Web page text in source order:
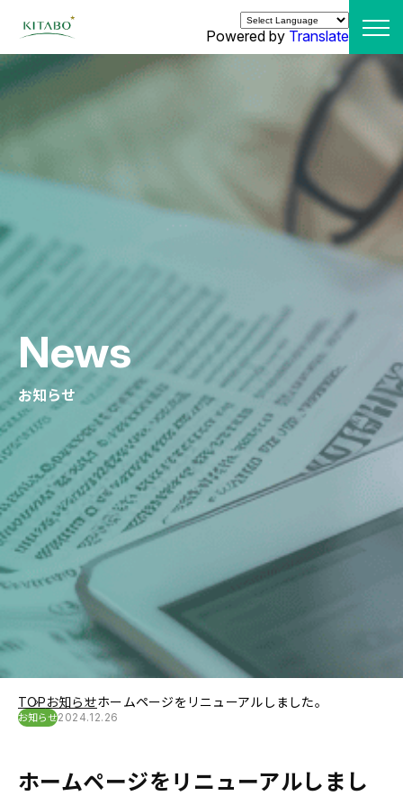
Powered by Translate
News
お知らせ
TOPお知らせホームページをリニューアルしました。
お知らせ2024.12.26
ホームページをリニューアルしまし